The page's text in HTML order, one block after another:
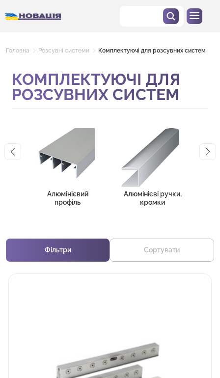
Головна Розсувні системи Комплектуючі для розсувних систем
КОМПЛЕКТУЮЧІ ДЛЯ
РОЗСУВНИХ СИСТЕМ
Алюмінієвий
профіль
Алюмінієві ручки,
кромки
Фільтри Сортувати